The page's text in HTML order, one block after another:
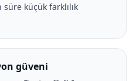
küçük farklılık
güveni